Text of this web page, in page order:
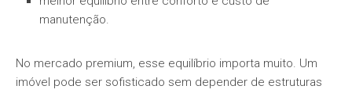
manutenção.
No mercado premium, esse equilíbrio importa muito. Um
imóvel pode ser sofisticado sem depender de estruturas